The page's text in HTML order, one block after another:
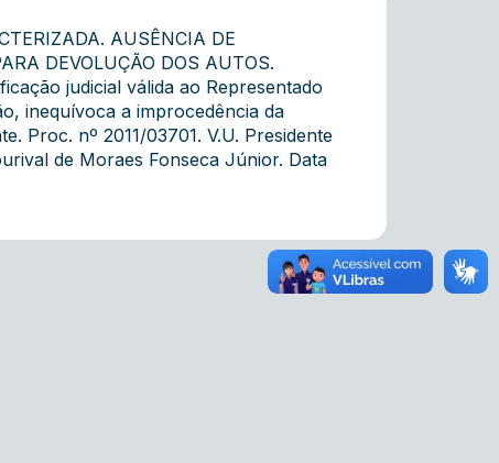
AUSÊNCIA DE
DEVOLUÇÃO DOS AUTOS.
judicial válida ao Representado
inequívoca a improcedência da
Proc. nº 2011/03701. V.U. Presidente
de Moraes Fonseca Júnior. Data